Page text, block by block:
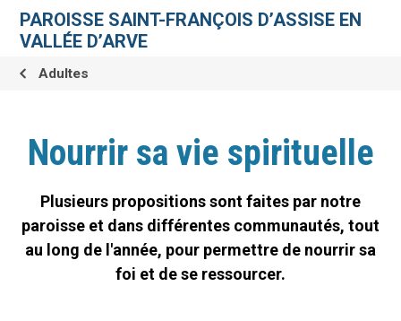
contenu.
navigation
personnelsPAROISSE SAINT-FRANÇOIS D’ASSISE EN
VALLÉE D’ARVE
Adultes
Nourrir sa vie spirituelle
Plusieurs propositions sont faites par notre
paroisse et dans différentes communautés, tout
au long de l'année, pour permettre de nourrir sa
foi et de se ressourcer.